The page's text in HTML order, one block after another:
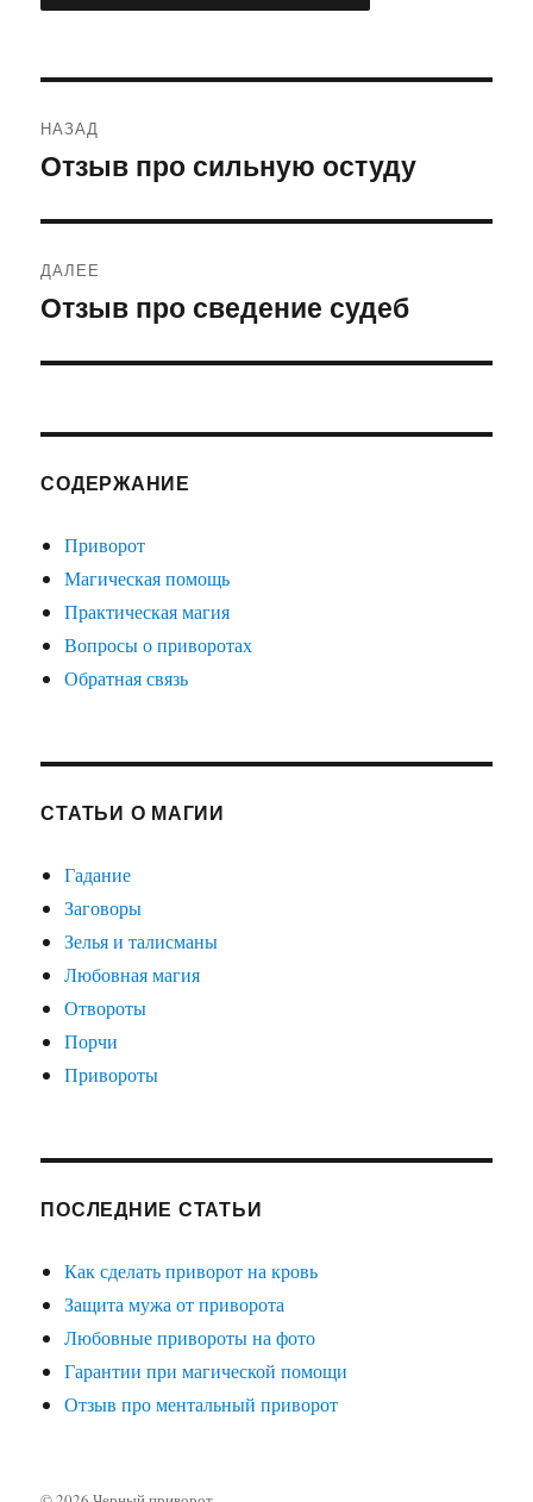
по
НАЗАД
Предыдущая
Отзыв про сильную остуду
ДАЛЕЕ
Следующая
Отзыв про сведение судеб
СОДЕРЖАНИЕ
Приворот
Магическая помощь
Практическая магия
Вопросы о приворотах
Обратная связь
СТАТЬИ О МАГИИ
Гадание
Заговоры
Зелья и талисманы
Любовная магия
Отвороты
Порчи
Привороты
ПОСЛЕДНИЕ СТАТЬИ
Как сделать приворот на кровь
Защита мужа от приворота
Любовные привороты на фото
Гарантии при магической помощи
Отзыв про ментальный приворот